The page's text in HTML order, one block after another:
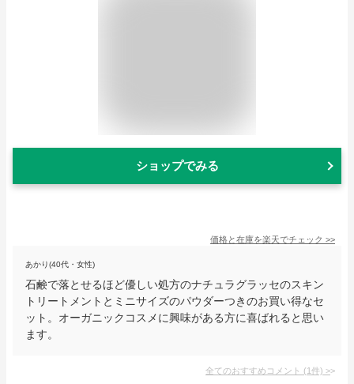
ショップでみる
価格と在庫を楽天でチェック >>
あかり(40代・女性)
石鹸で落とせるほど優しい処方のナチュラグラッセのスキン
トリートメントとミニサイズのパウダーつきのお買い得なセ
ット。オーガニックコスメに興味がある方に喜ばれると思い
ます。
全てのおすすめコメント (1件) >